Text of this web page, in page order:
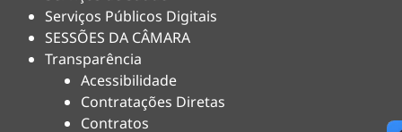
Serviços Públicos Digitais
SESSÕES DA CÂMARA
Transparência
Acessibilidade
Contratações Diretas
Contratos